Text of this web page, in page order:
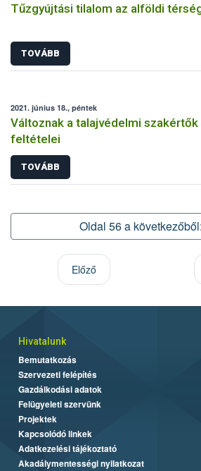
Tűzgyújtási tilalom az alföldi
TOVÁBB
2021. június 18., péntek
Változnak a talajvédelmi
feltételei
TOVÁBB
Oldal 56 a
Előző
Hivatalunk
Bemutatkozás
Szervezeti felépítés
Gazdálkodási adatok
Felügyeleti szervünk
Projektek
Kapcsolódó linkek
Adatkezelési tájékoztató
Akadálymentességi nyilatkozat